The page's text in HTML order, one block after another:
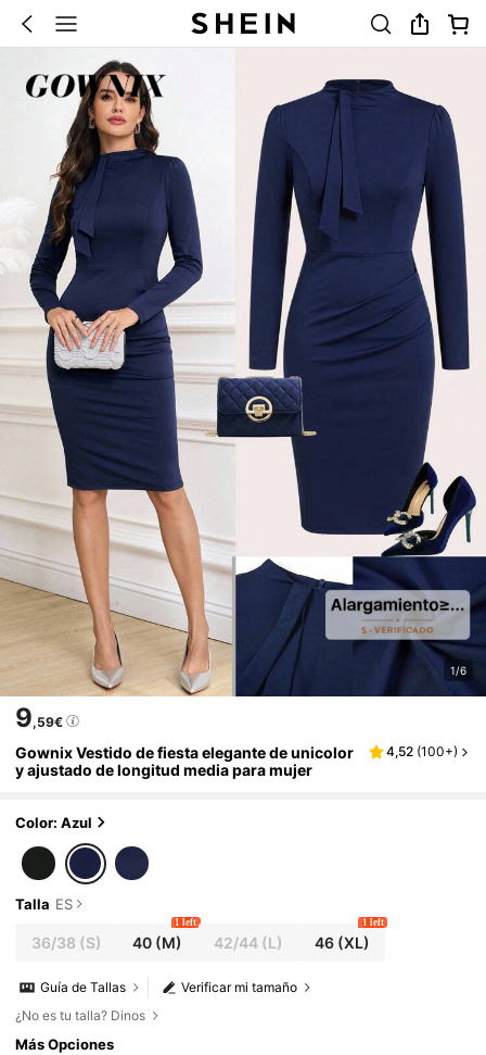
1/6
9,59€
Gownix Vestido de fiesta elegante de unicolor
y ajustado de longitud media para mujer
4,52 (100+)
Color: Azul
Talla ES
36/38 (S) 40 (M)
1 left
42/44(L) 46(XL)
1 left
Verificar mi tamaño
Guía de Tallas
¿No es tu talla? Dinos
Más Opciones